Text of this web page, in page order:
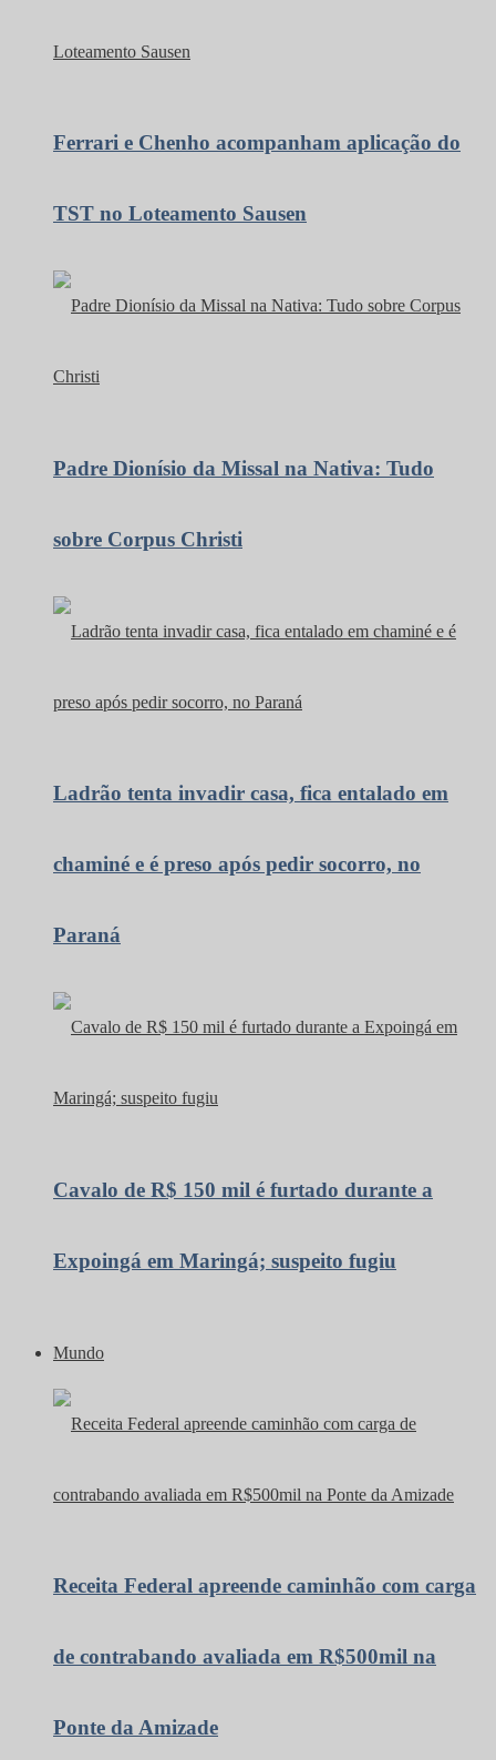
Ferrari e Chenho acompanham aplicação do
TST no Loteamento Sausen
Padre Dionísio da Missal na Nativa: Tudo
sobre Corpus Christi
Ladrão tenta invadir casa, fica entalado em
chaminé e é preso após pedir socorro, no
Paraná
Cavalo de R$ 150 mil é furtado durante a
Expoingá em Maringá; suspeito fugiu
Mundo
Receita Federal apreende caminhão com carga
de contrabando avaliada em R$500mil na
Ponte da Amizade